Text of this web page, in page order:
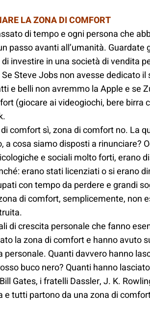
LA ZONA DI COMFORT
di tempo e ogni persona che
passo avanti all’umanità. Guardate
investire in una società di vendita
Steve Jobs non avesse dedicato il
e belli non avremmo la Apple e se
(giocare ai videogiochi, bere birra
comfort sì, zona di comfort no. La
cosa siamo disposti a rinunciare?
e sociali molto forti, erano
erano stati licenziati o si erano
con tempo da perdere e grandi
di comfort, semplicemente, non
di crescita personale che fanno
la zona di comfort e hanno avuto
personale. Quanti davvero hanno
buco nero? Quanti hanno
Gates, i fratelli Dassler, J. K.
e tutti partono da una zona di